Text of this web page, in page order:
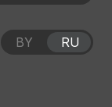
BY RU